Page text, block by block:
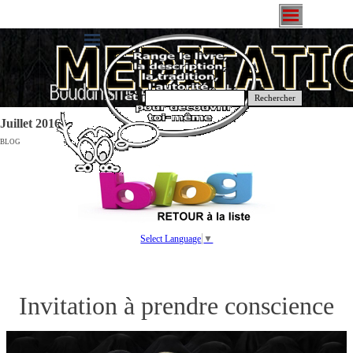
Rechercher
Juillet 2016
BLOG
Select Language ▼
Invitation à prendre conscience